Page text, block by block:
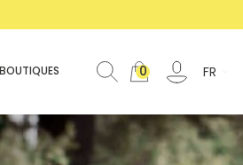
BOUTIQUES 0 FR